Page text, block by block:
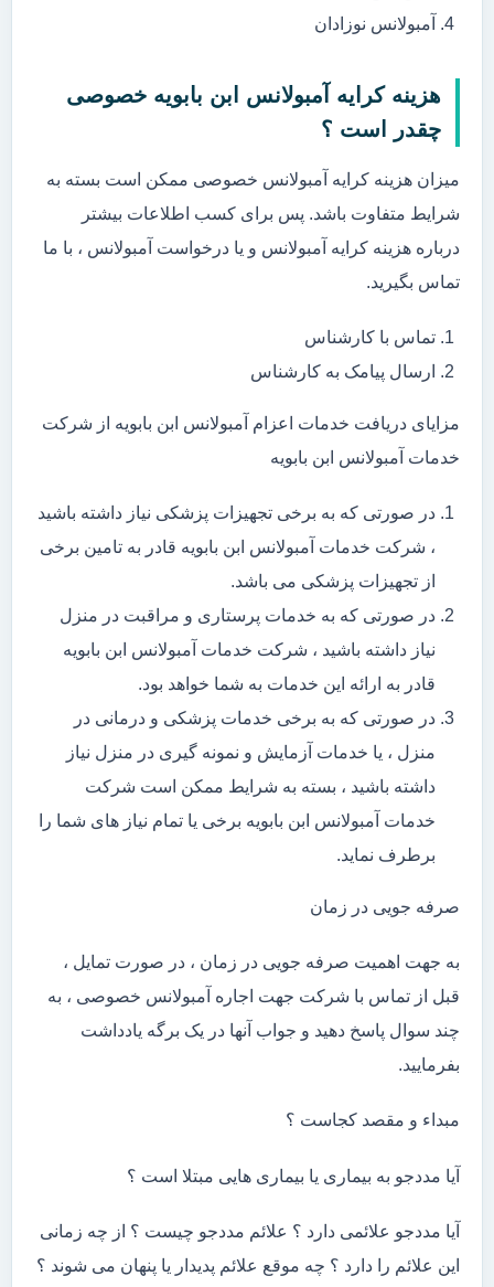
آمبولانس نوزادان
هزینه کرایه آمبولانس ابن بابویه خصوصی
چقدر است ؟
میزان هزینه کرایه آمبولانس خصوصی ممکن است بسته به
شرایط متفاوت باشد. پس برای کسب اطلاعات بیشتر
درباره هزینه کرایه آمبولانس و یا درخواست آمبولانس ، با ما
تماس بگیرید.
تماس با کارشناس
ارسال پیامک به کارشناس
مزایای دریافت خدمات اعزام آمبولانس ابن بابویه از شرکت
خدمات آمبولانس ابن بابویه
در صورتی که به برخی تجهیزات پزشکی نیاز داشته باشید
، شرکت خدمات آمبولانس ابن بابویه قادر به تامین برخی
از تجهیزات پزشکی می باشد.
در صورتی که به خدمات پرستاری و مراقبت در منزل
نیاز داشته باشید ، شرکت خدمات آمبولانس ابن بابویه
قادر به ارائه این خدمات به شما خواهد بود.
در صورتی که به برخی خدمات پزشکی و درمانی در
منزل ، یا خدمات آزمایش و نمونه گیری در منزل نیاز
داشته باشید ، بسته به شرایط ممکن است شرکت
خدمات آمبولانس ابن بابویه برخی یا تمام نیاز های شما را
برطرف نماید.
صرفه جویی در زمان
به جهت اهمیت صرفه جویی در زمان ، در صورت تمایل ،
قبل از تماس با شرکت جهت اجاره آمبولانس خصوصی ، به
چند سوال پاسخ دهید و جواب آنها در یک برگه یادداشت
بفرمایید.
مبداء و مقصد کجاست ؟
آیا مددجو به بیماری یا بیماری هایی مبتلا است ؟
آیا مددجو علائمی دارد ؟ علائم مددجو چیست ؟ از چه زمانی
این علائم را دارد ؟ چه موقع علائم پدیدار یا پنهان می شوند ؟